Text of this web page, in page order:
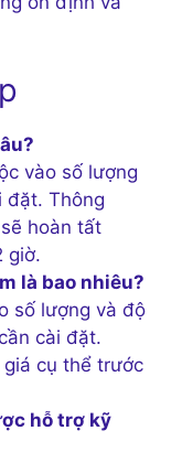
vào số lượng
đặt. Thông
hoàn tất
giờ.
là bao nhiêu?
số lượng và độ
cài đặt.
cụ thể trước
hỗ trợ kỹ